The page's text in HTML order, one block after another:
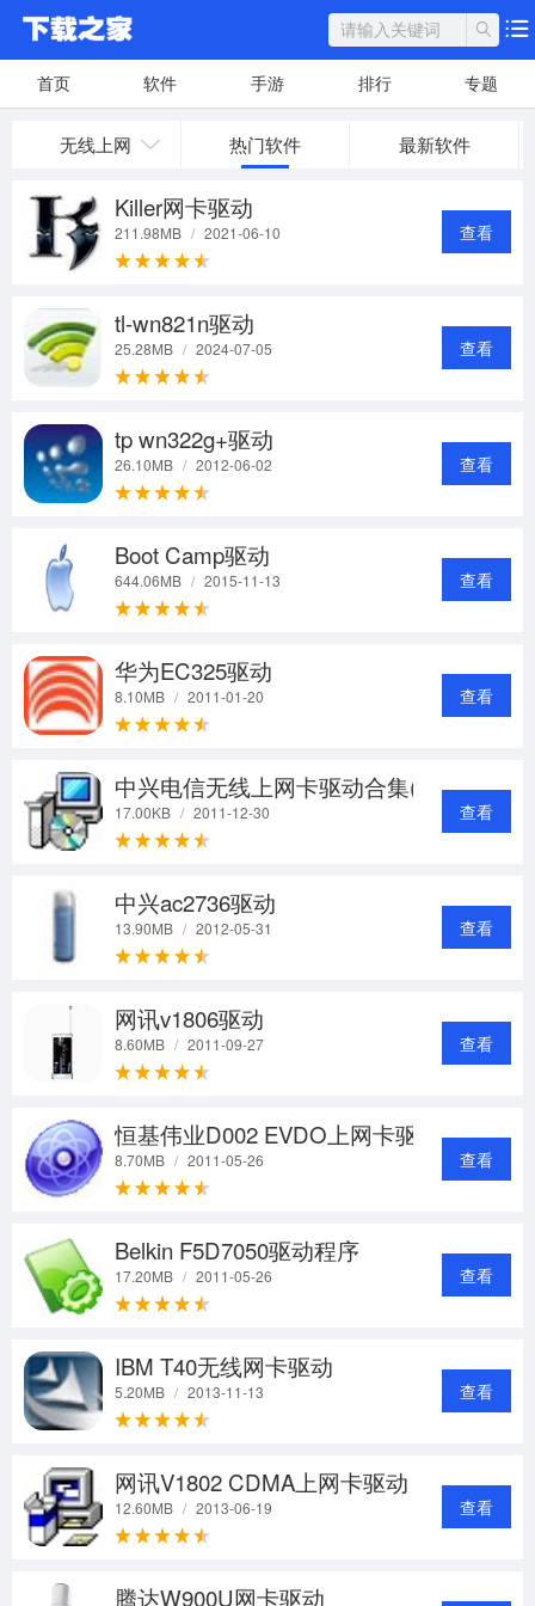
首页 软件 手游 排行 专题
无线上网 热门软件 最新软件
Killer网卡驱动
211.98MB / 2021-06-10 查看
tl-wn821n驱动
25.28MB / 2024-07-05 查看
tp wn322g+驱动
26.10MB / 2012-06-02 查看
Boot Camp驱动
644.06MB / 2015-11-13 查看
华为EC325驱动
8.10MB / 2011-01-20 查看
中兴电信无线上网卡驱动合集(15合1)
17.00KB / 2011-12-30 查看
中兴ac2736驱动
13.90MB / 2012-05-31 查看
网讯v1806驱动
8.60MB / 2011-09-27 查看
恒基伟业D002 EVDO上网卡驱动
8.70MB / 2011-05-26 查看
Belkin F5D7050驱动程序
17.20MB / 2011-05-26 查看
IBM T40无线网卡驱动
5.20MB / 2013-11-13 查看
网讯V1802 CDMA上网卡驱动
12.60MB / 2013-06-19 查看
腾达W900U网卡驱动